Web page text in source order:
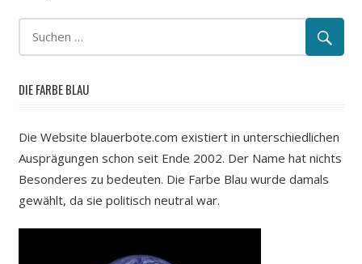
DIE FARBE BLAU
Die Website blauerbote.com existiert in unterschiedlichen
Ausprägungen schon seit Ende 2002. Der Name hat nichts
Besonderes zu bedeuten. Die Farbe Blau wurde damals
gewählt, da sie politisch neutral war.